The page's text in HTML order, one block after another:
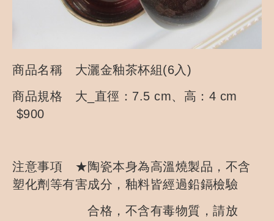
商品名稱 大灑金釉茶杯組(6入)
商品規格 大_直徑：7.5 cm、高：4 cm
$900
注意事項 ★陶瓷本身為高溫燒製品，不含
塑化劑等有害成分，釉料皆經過鉛鎘檢驗
合格，不含有毒物質，請放